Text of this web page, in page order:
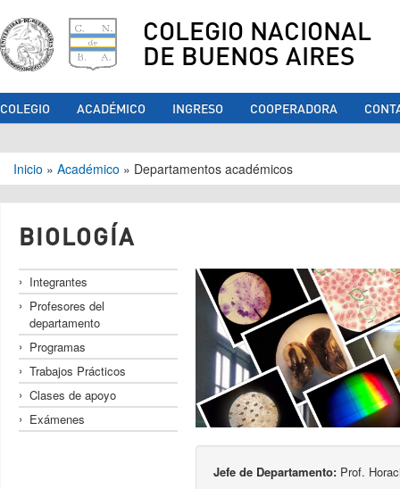
COLEGIO NACIONAL
DE BUENOS AIRES
COLEGIO ACADÉMICO INGRESO COOPERADORA
Se encuentra usted aquí
Inicio » Académico » Departamentos académicos
BIOLOGÍA
Integrantes
Profesores del
departamento
Programas
Trabajos Prácticos
Clases de apoyo
Exámenes
Jefe de Departamento: Prof.